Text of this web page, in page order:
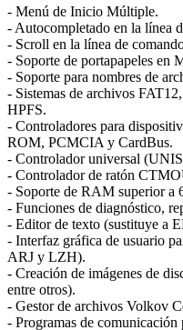
- Menú de Inicio Múltiple.
- Autocompletado en la línea
- Scroll en la línea de
- Soporte de portapapeles en
- Soporte para nombres de
- Sistemas de archivos
HPFS.
- Controladores para
ROM, PCMCIA y CardBus.
- Controlador universal
- Controlador de ratón
- Soporte de RAM superior a
- Funciones de diagnóstico,
- Editor de texto (sustituye a
- Interfaz gráfica de usuario
ARJ y LZH).
- Creación de imágenes de
entre otros).
- Gestor de archivos Volkov
- Programas de